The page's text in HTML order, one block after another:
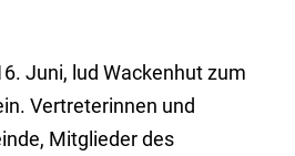
Juni, lud Wackenhut zum
Vertreterinnen und
Mitglieder des